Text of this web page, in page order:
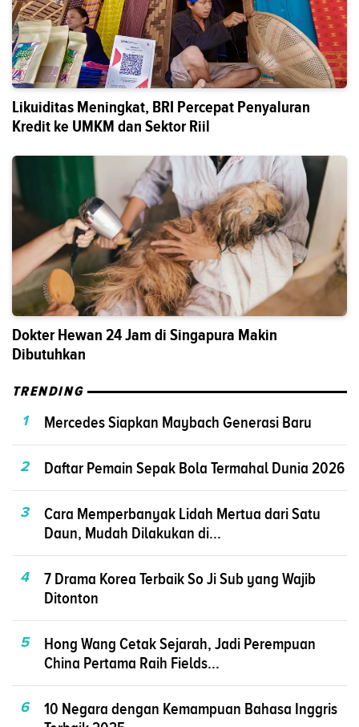
Likuiditas Meningkat, BRI Percepat Penyaluran
Kredit ke UMKM dan Sektor Riil
Dokter Hewan 24 Jam di Singapura Makin
Dibutuhkan
TRENDING
1
Mercedes Siapkan Maybach Generasi Baru
2 Daftar Pemain Sepak Bola Termahal Dunia 2026
3
Cara Memperbanyak Lidah Mertua dari Satu
Daun, Mudah Dilakukan di...
4
7 Drama Korea Terbaik So Ji Sub yang Wajib
Ditonton
5
Hong Wang Cetak Sejarah, Jadi Perempuan
China Pertama Raih Fields...
6
10 Negara dengan Kemampuan Bahasa Inggris